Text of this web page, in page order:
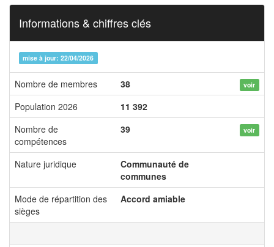
Informations & chiffres clés
mise à jour: 22/04/2026
Nombre de membres 38 voir
Population 2026
11 392
Nombre de
compétences
39 voir
Nature juridique
Communauté de
communes
Mode de répartition des
sièges
Accord amiable